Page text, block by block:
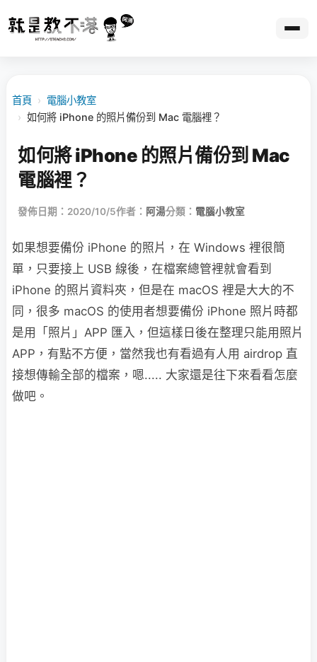
首頁 › 電腦小教室
› 如何將 iPhone 的照片備份到 Mac 電腦裡？
如何將 iPhone 的照片備份到 Mac
電腦裡？
發佈日期：2020/10/5作者： 阿湯分類： 電腦小教室
如果想要備份 iPhone 的照片，在 Windows 裡很簡
單，只要接上 USB 線後，在檔案總管裡就會看到
iPhone 的照片資料夾，但是在 macOS 裡是大大的不
同，很多 macOS 的使用者想要備份 iPhone 照片時都
是用「照片」APP 匯入，但這樣日後在整理只能用照片
APP，有點不方便，當然我也有看過有人用 airdrop 直
接想傳輸全部的檔案，嗯..... 大家還是往下來看看怎麼
做吧。